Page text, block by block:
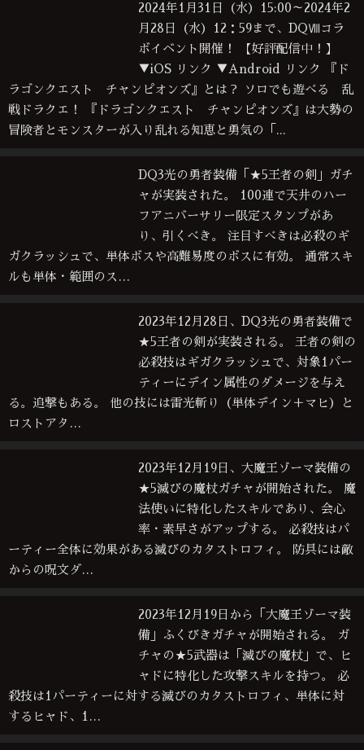
2024年1月31日（水）15:00～2024年2
月28日（水）12：59まで、DQⅧコラ
ボイベント開催！ 【好評配信中！】
▼iOS リンク ▼Android リンク 『ド
ラゴンクエスト チャンピオンズ』とは？ ソロでも遊べる 乱
戦ドラクエ！ 『ドラゴンクエスト チャンピオンズ』は大勢の
冒険者とモンスターが入り乱れる知恵と勇気の「...
DQ3光の勇者装備「★5王者の剣」ガチ
ャが実装された。 100連で天井のハー
フアニバーサリー限定スタンプがあ
り、引くべき。 注目すべきは必殺のギ
ガクラッシュで、単体ボスや高難易度のボスに有効。 通常スキ
ルも単体・範囲のス…
2023年12月28日、DQ3光の勇者装備で
★5王者の剣が実装される。 王者の剣の
必殺技はギガクラッシュで、対象1パー
ティーにデイン属性のダメージを与え
る。追撃もある。 他の技には雷光斬り（単体デイン＋マヒ）と
ロストアタ…
2023年12月19日、大魔王ゾーマ装備の
★5滅びの魔杖ガチャが開始された。 魔
法使いに特化したスキルであり、会心
率・素早さがアップする。 必殺技はパ
ーティー全体に効果がある滅びのカタストロフィ。 防具には敵
からの呪文ダ…
2023年12月19日から「大魔王ゾーマ装
備」ふくびきガチャが開始される。 ガ
チャの★5武器は「滅びの魔杖」で、ヒ
ャドに特化した攻撃スキルを持つ。 必
殺技は1パーティーに対する滅びのカタストロフィ、単体に対
するヒャド、1…